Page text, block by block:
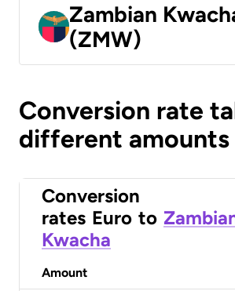
Zambian
(ZMW)
Conversion rate
different amounts
Conversion
rates Euro to
Kwacha
Amount